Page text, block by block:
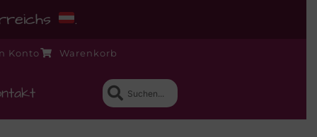
.
Konto Warenkorb